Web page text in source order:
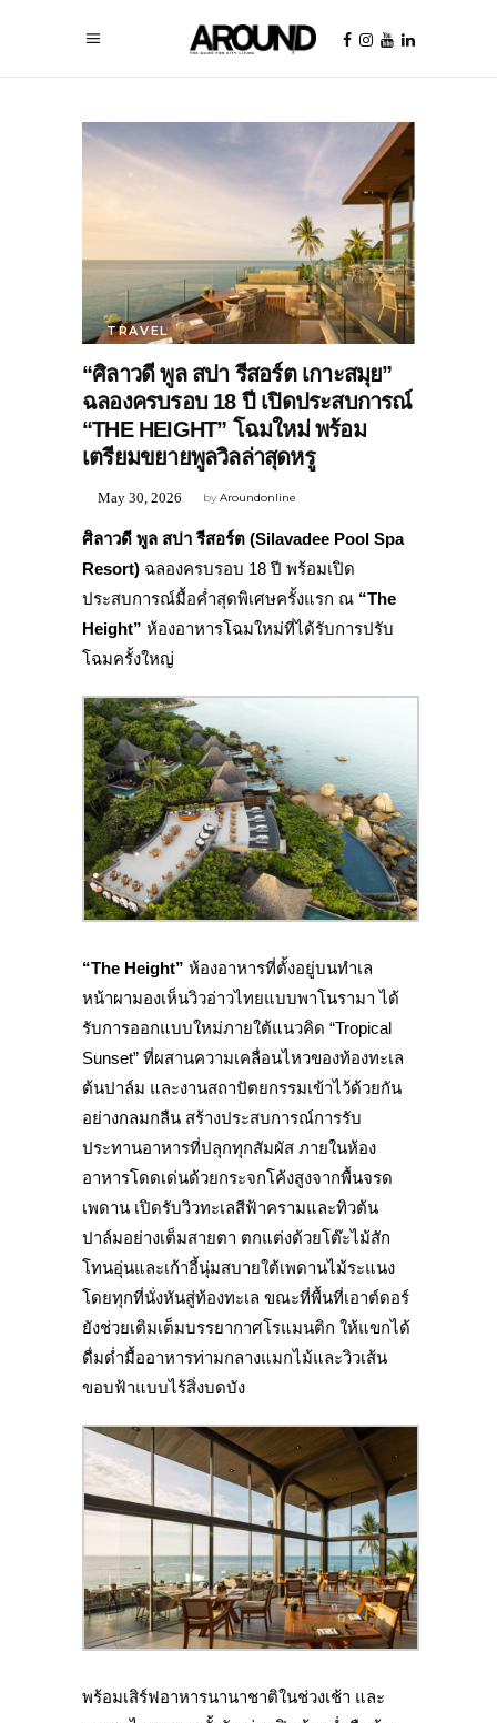
TRAVEL
“ศิลาวดี พูล สปา รีสอร์ต เกาะสมุย”
ฉลองครบรอบ 18 ปี เปิดประสบการณ์
“THE HEIGHT” โฉมใหม่ พร้อม
เตรียมขยายพูลวิลล่าสุดหรู
byAroundonline
May 30, 2026
ศิลาวดี พูล สปา รีสอร์ต (Silavadee Pool Spa
Resort) ฉลองครบรอบ 18 ปี พร้อมเปิด
ประสบการณ์มื้อค่ำสุดพิเศษครั้งแรก ณ “The
Height” ห้องอาหารโฉมใหม่ที่ได้รับการปรับ
โฉมครั้งใหญ่
“The Height” ห้องอาหารที่ตั้งอยู่บนทำเล
หน้าผามองเห็นวิวอ่าวไทยแบบพาโนรามา ได้
รับการออกแบบใหม่ภายใต้แนวคิด “Tropical
Sunset” ที่ผสานความเคลื่อนไหวของท้องทะเล
ต้นปาล์ม และงานสถาปัตยกรรมเข้าไว้ด้วยกัน
อย่างกลมกลืน สร้างประสบการณ์การรับ
ประทานอาหารที่ปลุกทุกสัมผัส ภายในห้อง
อาหารโดดเด่นด้วยกระจกโค้งสูงจากพื้นจรด
เพดาน เปิดรับวิวทะเลสีฟ้าครามและทิวต้น
ปาล์มอย่างเต็มสายตา ตกแต่งด้วยโต๊ะไม้สัก
โทนอุ่นและเก้าอี้นุ่มสบายใต้เพดานไม้ระแนง
โดยทุกที่นั่งหันสู่ท้องทะเล ขณะที่พื้นที่เอาต์ดอร์
ยังช่วยเติมเต็มบรรยากาศโรแมนติก ให้แขกได้
ดื่มด่ำมื้ออาหารท่ามกลางแมกไม้และวิวเส้น
ขอบฟ้าแบบไร้สิ่งบดบัง
พร้อมเสิร์ฟอาหารนานาชาติในช่วงเช้า และ